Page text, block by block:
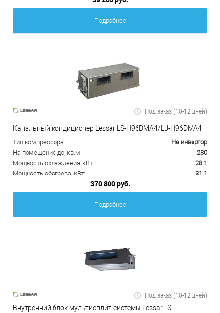
Подробнее
Под заказ (10-12 дней)
Канальный кондиционер Lessar LS-H96DMA4/LU-H96DMA4
Тип компрессора
Не инвертор
На помещение до, кв.м
280
Мощность охлаждения, кВт:
28.1
Мощность обогрева, кВт:
31.1
370 800 руб.
Подробнее
Под заказ (10-12 дней)
Внутренний блок мультисплит-системы Lessar LS-